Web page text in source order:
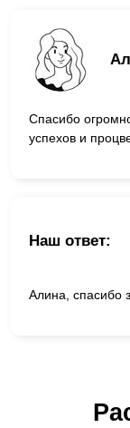
Спасибо
успехов и
Наш ответ:
Алина, спасибо